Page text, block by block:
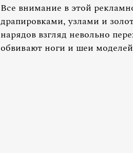
Все внимание в этой
драпировками, узлами и
нарядов взгляд невольно
обвивают ноги и шеи